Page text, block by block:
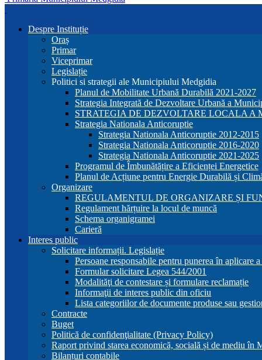
Despre Instituție
Oraș
Primar
Viceprimar
Legislație
Politici si strategii ale Municipiului Medgidia
Planul de Mobilitate Urbană Durabilă 2021-2027
Strategia Integrată de Dezvoltare Urbană a
STRATEGIA DE DEZVOLTARE LOCALA A
Strategia Nationala Anticoruptie
Strategia Nationala Anticoruptie 2012-2015
Strategia Nationala Anticoruptie 2016-2020
Strategia Nationala Anticoruptie 2021-2025
Programul de Îmbunătățire a Eficienței Energetice
Planul de Acțiune pentru Energie Durabilă și
Organizare
REGULAMENTUL DE ORGANIZARE ȘI
Regulament hărțuire la locul de muncă
Schema organigramei
Carieră
Interes public
Solicitare informații. Legislație
Persoane responsabile pentru punerea în aplicare
Formular solicitare Legea 544/2001
Modalităţi de contestare și formulare reclamație
Informaţii de interes public din oficiu
Lista categoriilor de documente produse sau
Contracte
Buget
Politică de confidenţialitate (Privacy Policy)
Raport privind starea economică, socială și de mediu în
Bilanțuri contabile